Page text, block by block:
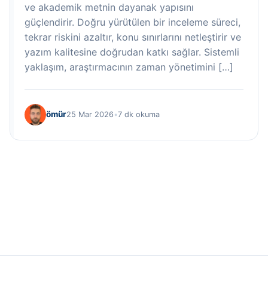
ve akademik metnin dayanak yapısını
güçlendirir. Doğru yürütülen bir inceleme süreci,
tekrar riskini azaltır, konu sınırlarını netleştirir ve
yazım kalitesine doğrudan katkı sağlar. Sistemli
yaklaşım, araştırmacının zaman yönetimini […]
ömür25 Mar 2026 •7 dk okuma